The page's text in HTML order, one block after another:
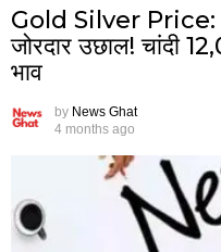
Gold Silver Price:
जोरदार उछाल! चांदी
भाव
by News Ghat
4 months ago